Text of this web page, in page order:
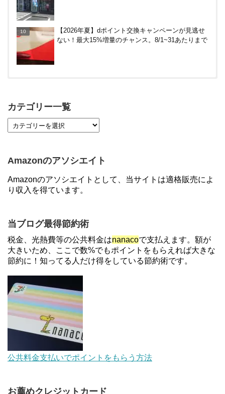
象外へ！11月から
【2026年夏】dポイント交換キャンペーンが見逃せ
ない！最大15%増量のチャンス。8/1~31あたりまで
【7/21まで】エアウォレット(COIN+)で最大98,300
【2倍増量】PayPayカード、まるごとフラットリボ
登録と3回利用で10000ptがもらえるキャンペーン！
3/31まで
ソニーフィナンシャルグループの株主限定！2万円
もらえる口座開設キャンペーン。7/31まで
【対象者限定】楽天ペイで決済すると最大300ポイ
ントキャンペーン！～6/1
【解決】マリオットボンヴォイにログインできな
い、パスワード変更不可の原因はコレでした。
au Pay等に等価交換できる「えらべるギフト」がフ
ァミリマートとミニストップで登場！WAON1%還
カテゴリー一覧
Amazonのアソシエイト
Amazonのアソシエイトとして、当サイトは適格販売によ
り収入を得ています。
当ブログ最得節約術
税金、光熱費等の公共料金はnanacoで支払えます。額が
大きいため、ここで数%でもポイントをもらえれば大きな
節約に！知ってる人だけ得をしている節約術です。
公共料金支払いでポイントをもらう方法
お薦めクレジットカード